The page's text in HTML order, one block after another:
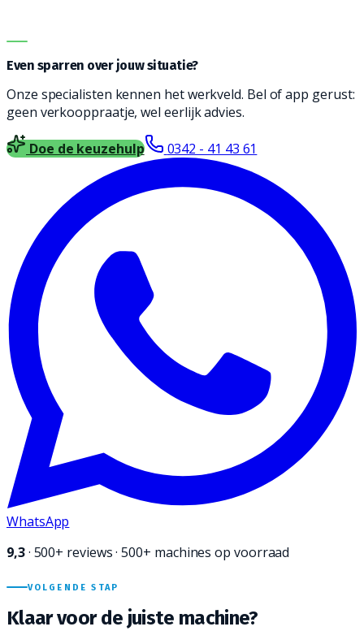
DIRECT ADVIES
Even sparren over jouw situatie?
Onze specialisten kennen het werkveld. Bel of app gerust:
geen verkooppraatje, wel eerlijk advies.
Doe de keuzehulp 0342 - 41 43 61
WhatsApp
9,3· 500+ reviews · 500+ machines op voorraad
VOLGENDE STAP
Klaar voor de juiste machine?